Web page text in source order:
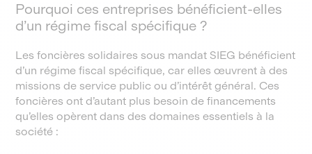
Pourquoi ces entreprises bénéficient-elles
d’un régime fiscal spécifique ?
Les foncières solidaires sous mandat SIEG bénéficient
d’un régime fiscal spécifique, car elles œuvrent à des
missions de service public ou d’intérêt général. Ces
foncières ont d’autant plus besoin de financements
qu’elles opèrent dans des domaines essentiels à la
société :